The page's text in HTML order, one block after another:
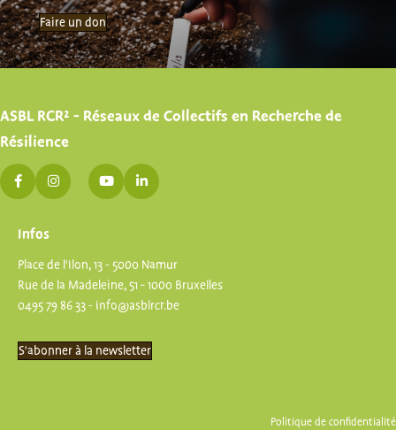
Faire un don
ASBL RCR² - Réseaux de Collectifs en Recherche de
Résilience
Infos
Place de l'Ilon, 13 - 5000 Namur
Rue de la Madeleine, 51 - 1000 Bruxelles
0495 79 86 33 - info@asblrcr.be
S'abonner à la newsletter
Politique de confidentialité